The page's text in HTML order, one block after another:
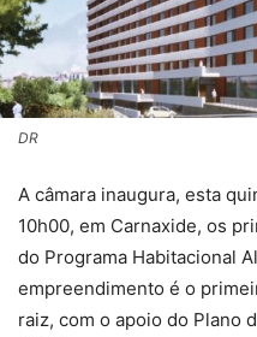
DR
A câmara inaugura, esta
10h00, em Carnaxide, os
do Programa Habitacional
empreendimento é o
raiz, com o apoio do Plano